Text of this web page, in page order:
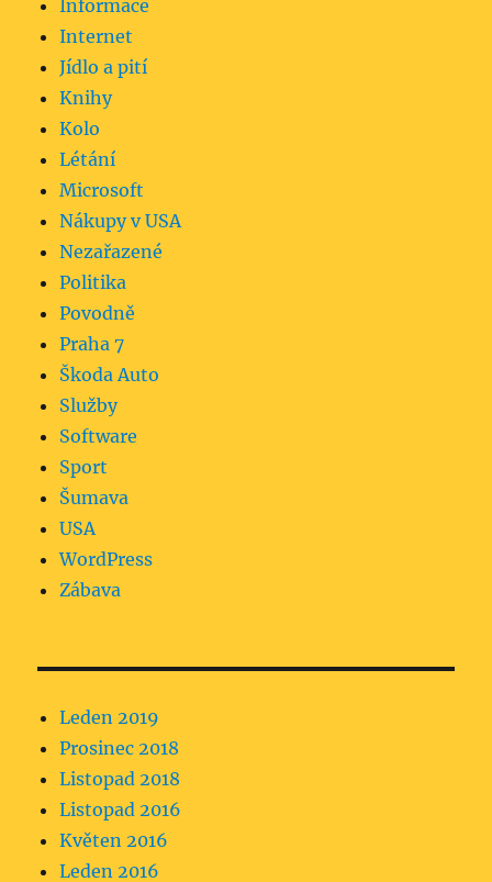
Informace
Internet
Jídlo a pití
Knihy
Kolo
Létání
Microsoft
Nákupy v USA
Nezařazené
Politika
Povodně
Praha 7
Škoda Auto
Služby
Software
Sport
Šumava
USA
WordPress
Zábava
Leden 2019
Prosinec 2018
Listopad 2018
Listopad 2016
Květen 2016
Leden 2016